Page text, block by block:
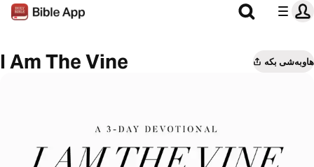
I Am The Vine هاوبەشی بکە